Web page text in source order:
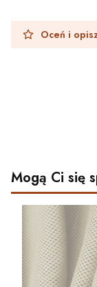
Oceń i
Mogą Ci się